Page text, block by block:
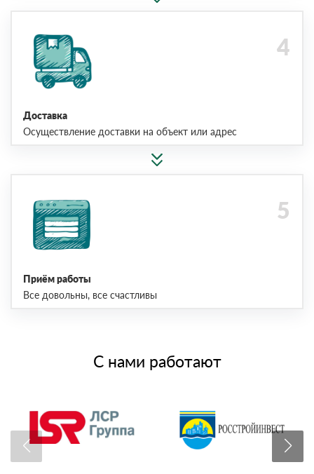
Доставка
Осуществление доставки на объект или адрес
Приём работы
Все довольны, все счастливы
С нами работают